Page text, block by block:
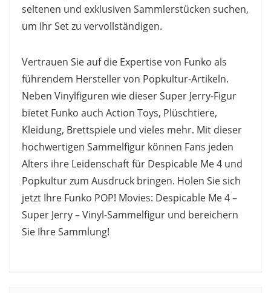
seltenen und exklusiven Sammlerstücken suchen,
um Ihr Set zu vervollständigen.
Vertrauen Sie auf die Expertise von Funko als
führendem Hersteller von Popkultur-Artikeln.
Neben Vinylfiguren wie dieser Super Jerry-Figur
bietet Funko auch Action Toys, Plüschtiere,
Kleidung, Brettspiele und vieles mehr. Mit dieser
hochwertigen Sammelfigur können Fans jeden
Alters ihre Leidenschaft für Despicable Me 4 und
Popkultur zum Ausdruck bringen. Holen Sie sich
jetzt Ihre Funko POP! Movies: Despicable Me 4 –
Super Jerry – Vinyl-Sammelfigur und bereichern
Sie Ihre Sammlung!